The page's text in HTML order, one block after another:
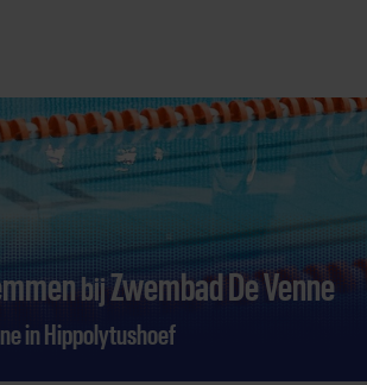
Direct door naar content
bijZwembad De Venne
in Hippolytushoef